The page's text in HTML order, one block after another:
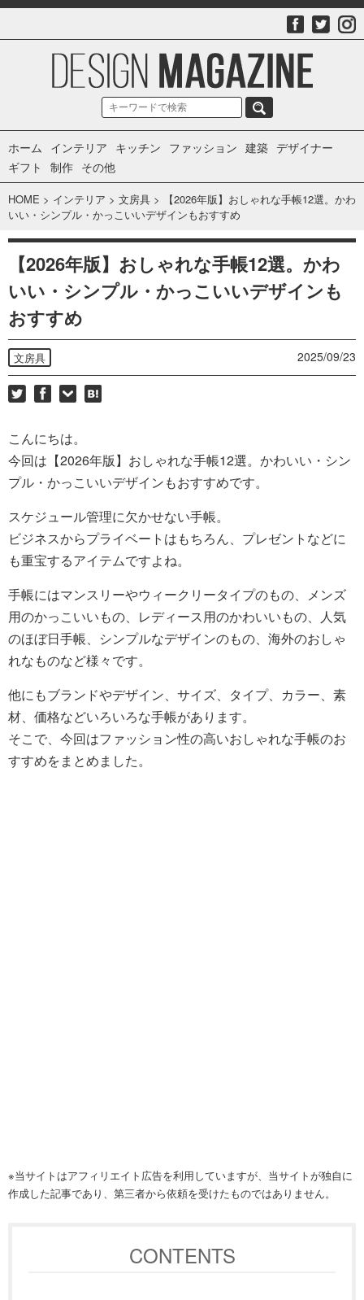
ホーム インテリア キッチン ファッション 建築 デザイナー
ギフト
制作 その他
HOME > インテリア > 文房具 >
【2026年版】おしゃれな手帳12選。かわ
いい・シンプル・かっこいいデザインもおすすめ
【2026年版】おしゃれな手帳12選。かわ
いい・シンプル・かっこいいデザインも
おすすめ
文房具 2025/09/23
こんにちは。
今回は【2026年版】おしゃれな手帳12選。かわいい・シン
プル・かっこいいデザインもおすすめです。
スケジュール管理に欠かせない手帳。
ビジネスからプライベートはもちろん、プレゼントなどに
も重宝するアイテムですよね。
手帳にはマンスリーやウィークリータイプのもの、メンズ
用のかっこいいもの、レディース用のかわいいもの、人気
のほぼ日手帳、シンプルなデザインのもの、海外のおしゃ
れなものなど様々です。
他にもブランドやデザイン、サイズ、タイプ、カラー、素
材、価格などいろいろな手帳があります。
そこで、今回はファッション性の高いおしゃれな手帳のお
すすめをまとめました。
※当サイトはアフィリエイト広告を利用していますが、当サイトが独自に
作成した記事であり、第三者から依頼を受けたものではありません。
CONTENTS